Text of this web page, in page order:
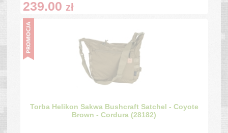
239.00 zł
Torba Helikon Sakwa Bushcraft Satchel - Coyote
Brown - Cordura (28182)